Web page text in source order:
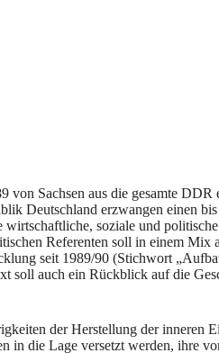
Sachsen aus die gesamte DDR
Deutschland erzwangen einen bis
soziale und
Referenten soll in einem Mix
seit 1989/90 (Stichwort
auch ein Rückblick auf die
der Herstellung der inneren
die Lage versetzt werden, ihre